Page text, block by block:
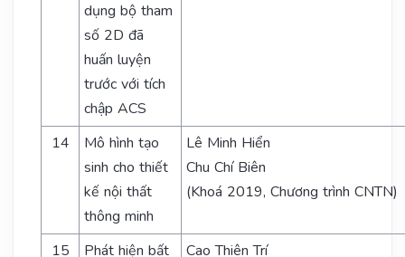
dụng bộ tham
số 2D đã
huấn luyện
trước với tích
chập ACS
14
Mô hình tạo
sinh cho thiết
kế nội thất
thông minh
Lê Minh Hiển
Chu Chí Biên
(Khoá 2019, Chương trình CNTN)
15 Phát hiện bất Cao Thiên Trí